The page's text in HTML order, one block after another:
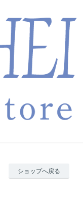
ショップへ戻る